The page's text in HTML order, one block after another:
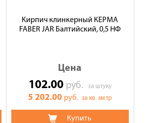
Кирпич клинкерный КЕРМА
FABER JAR Балтийский, 0,5 НФ
Цена
102.00 руб. за штуку
5 202.00 руб.за кв. метр
Купить